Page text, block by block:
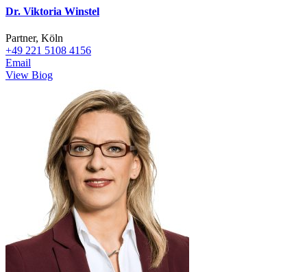
Dr. Viktoria Winstel
Partner, Köln
+49 221 5108 4156
Email
View Biog